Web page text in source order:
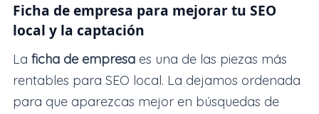
Ficha de empresa para mejorar tu SEO
local y la captación
La ficha de empresaes una de las piezas más
rentables para SEO local. La dejamos ordenada
para que aparezcas mejor en búsquedas de